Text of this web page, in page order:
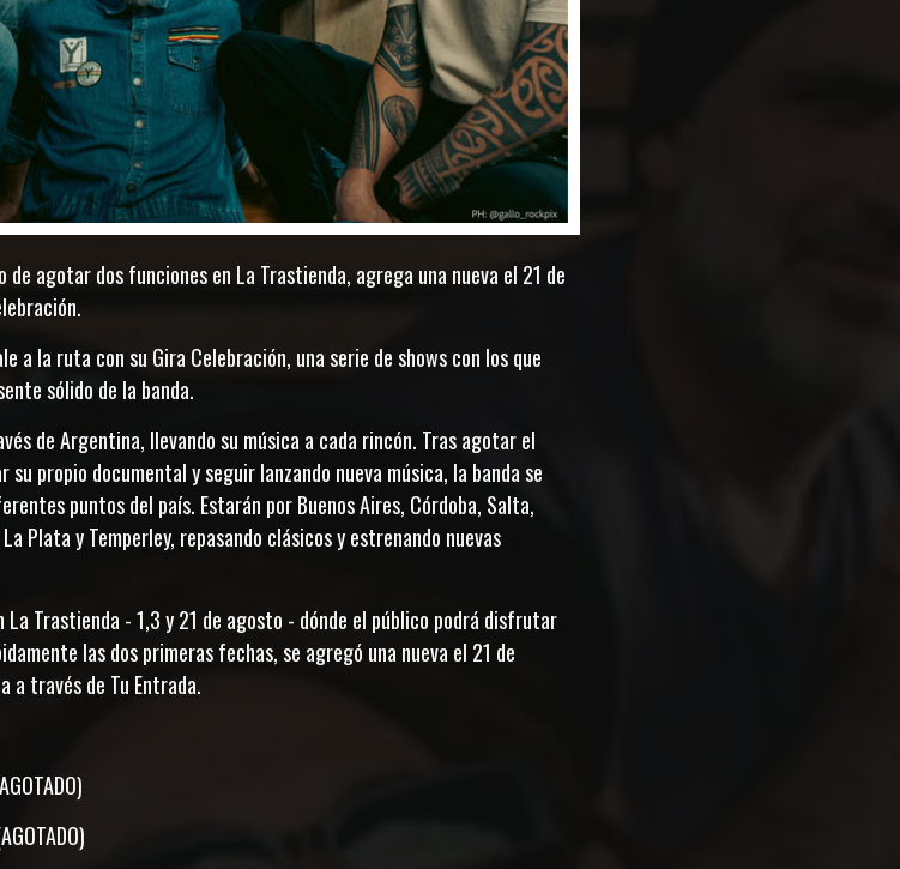
agotar dos funciones en La Trastienda, agrega una nueva el 21 de
a la ruta con su Gira Celebración, una serie de shows con los que
sólido de la banda.
de Argentina, llevando su música a cada rincón. Tras agotar el
propio documental y seguir lanzando nueva música, la banda se
puntos del país. Estarán por Buenos Aires, Córdoba, Salta,
Plata y Temperley, repasando clásicos y estrenando nuevas
Trastienda - 1,3 y 21 de agosto - dónde el público podrá disfrutar
las dos primeras fechas, se agregó una nueva el 21 de
a través de Tu Entrada.